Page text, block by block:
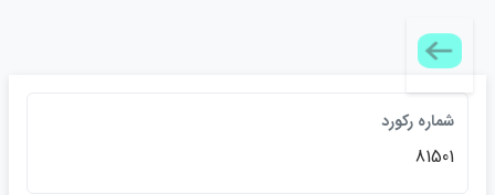
شماره ركورد
81501